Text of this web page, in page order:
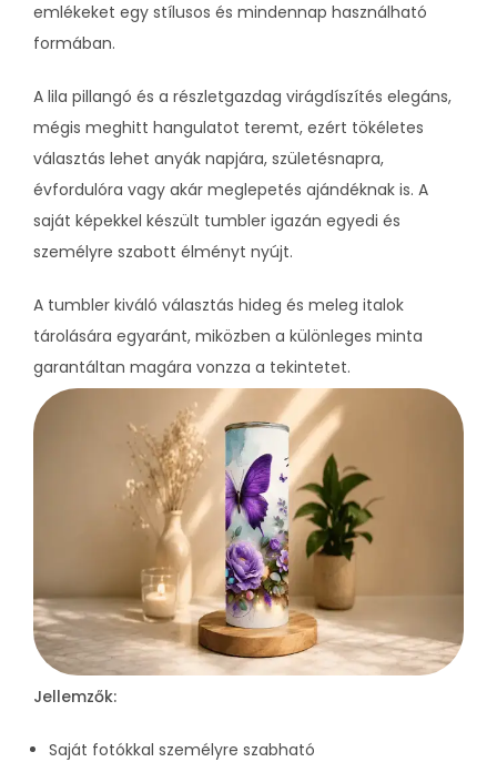
emlékeket egy stílusos és mindennap használható
formában.
A lila pillangó és a részletgazdag virágdíszítés elegáns,
mégis meghitt hangulatot teremt, ezért tökéletes
választás lehet anyák napjára, születésnapra,
évfordulóra vagy akár meglepetés ajándéknak is. A
saját képekkel készült tumbler igazán egyedi és
személyre szabott élményt nyújt.
A tumbler kiváló választás hideg és meleg italok
tárolására egyaránt, miközben a különleges minta
garantáltan magára vonzza a tekintetet.
Jellemzők:
Saját fotókkal személyre szabható